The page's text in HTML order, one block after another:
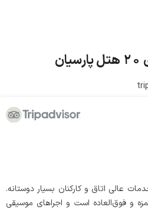
کشور
عالی اتاق و کارکنان بسیار دوستانه.
و فوق‌العاده است و اجراهای موسیقی